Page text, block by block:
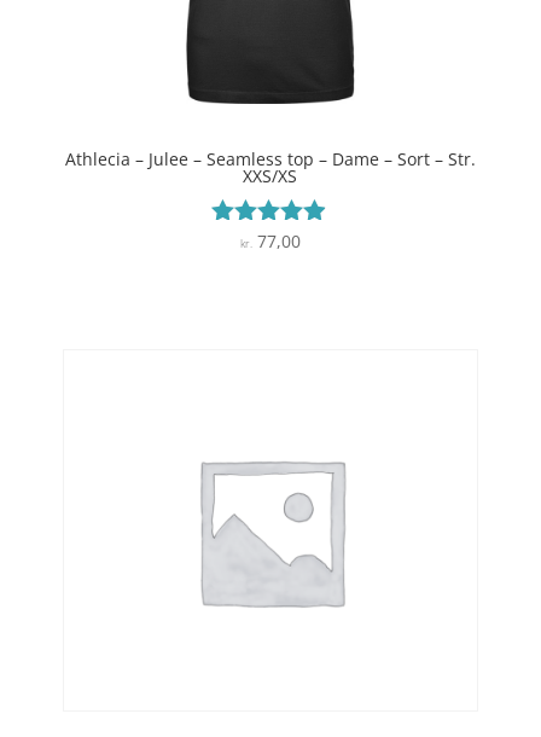
Athlecia – Julee – Seamless top – Dame – Sort – Str.
XXS/XS
Vurderet
kr. 77,00